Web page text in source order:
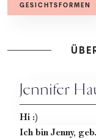
GESICHTSFORMEN
Jennifer
Hi :)
Ich bin Jenny,